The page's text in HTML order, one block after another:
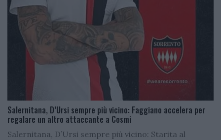
Salernitana, D’Ursi sempre più vicino: Faggiano accelera per
regalare un altro attaccante a Cosmi
Salernitana, D’Ursi sempre più vicino: Starita al